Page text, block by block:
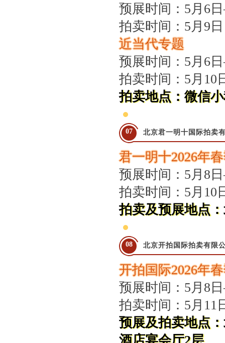
预展时间：5月6
拍卖时间：5月9日
近当代专题
预展时间：5月6
拍卖时间：5月10
拍卖地点：微信
07 北京君一明十国际拍卖
君一明十2026年
预展时间：5月8
拍卖时间：5月10
拍卖及预展地点
08 北京开拍国际拍卖有限
开拍国际2026年
预展时间：5月8
拍卖时间：5月11
预展及拍卖地点